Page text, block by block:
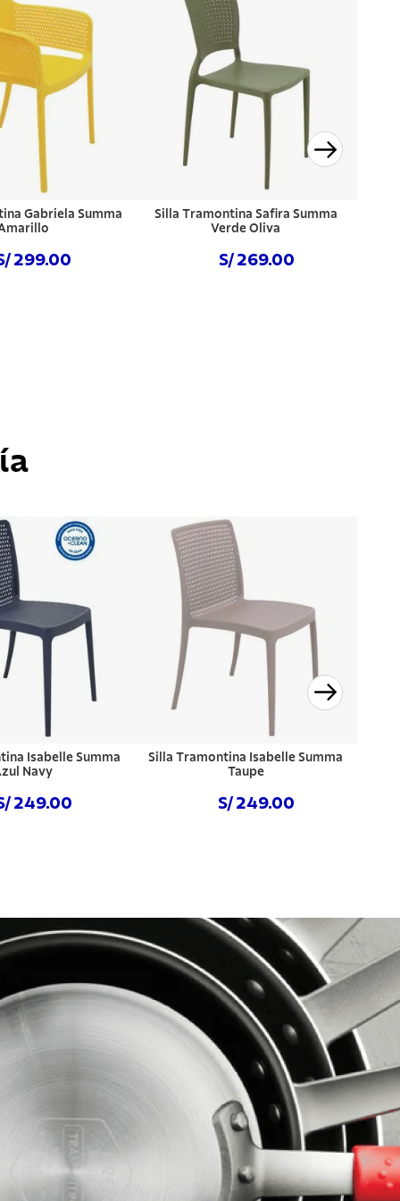
Gabriela Summa
299.00
Silla Tramontina Safira Summa
Verde Oliva
S/ 269.00
Isabelle Summa
Navy
249.00
Silla Tramontina Isabelle Summa
Taupe
S/ 249.00